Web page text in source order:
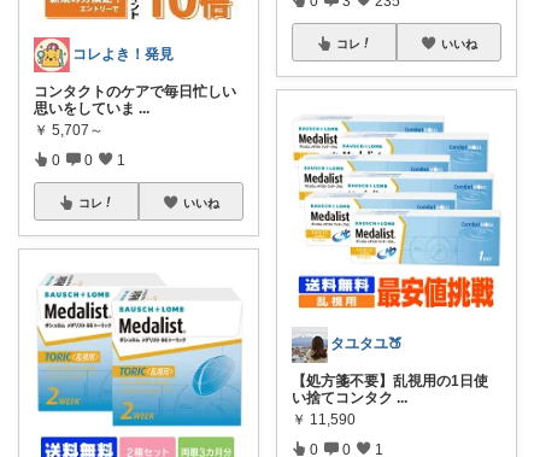
コレよき！発見
コンタクトのケアで毎日忙しい
思いをしていま ...
￥ 5,707～
0 0 1
コレ いいね
コレ いいね
タユタユ🍑
【処方箋不要】乱視用の1日使
い捨てコンタク ...
￥ 11,590
0 0 1